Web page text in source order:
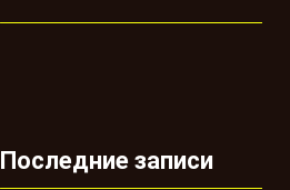
Последние записи